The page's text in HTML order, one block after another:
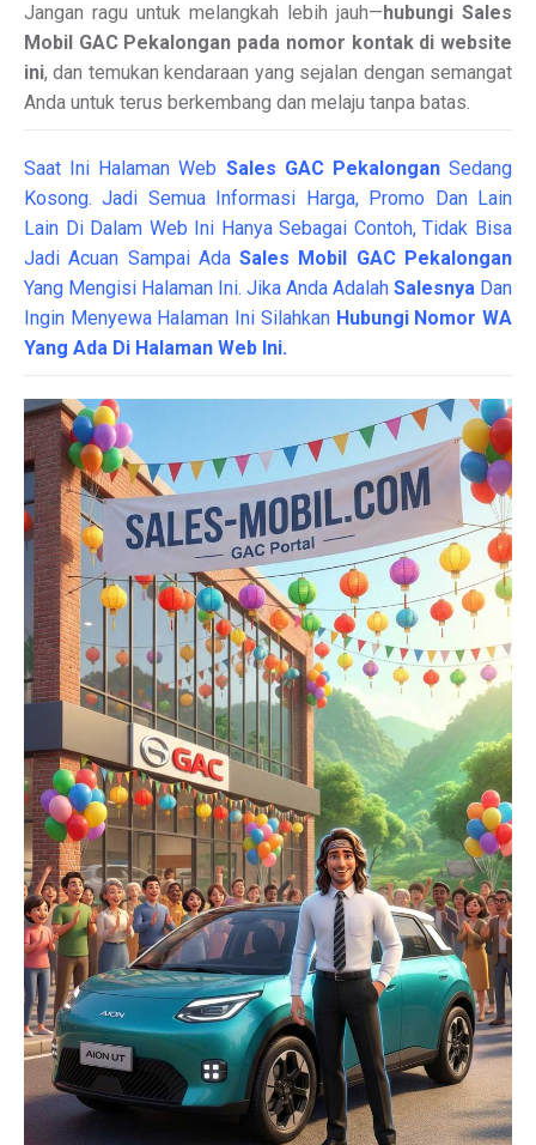
Jangan ragu untuk melangkah lebih jauh— hubungi Sales
Mobil GAC Pekalongan pada nomor kontak di website
ini, dan temukan kendaraan yang sejalan dengan semangat
Anda untuk terus berkembang dan melaju tanpa batas.
Saat Ini Halaman Web Sales GAC PekalonganSedang
Kosong. Jadi Semua Informasi Harga, Promo Dan Lain
Lain Di Dalam Web Ini Hanya Sebagai Contoh, Tidak Bisa
Jadi Acuan Sampai AdaSales Mobil GAC Pekalongan
Yang Mengisi Halaman Ini. Jika Anda Adalah Salesnya Dan
Ingin Menyewa Halaman Ini Silahkan Hubungi Nomor WA
Yang Ada Di Halaman Web Ini.